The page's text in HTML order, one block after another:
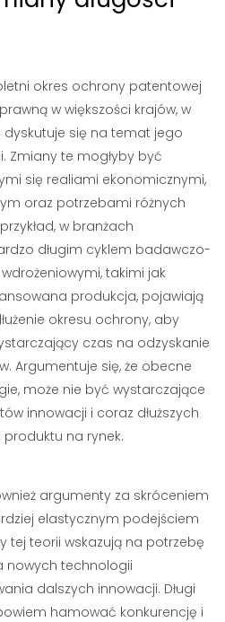
okres ochrony patentowej
w większości krajów, w
dyskutuje się na temat jego
Zmiany te mogłyby być
się realiami ekonomicznymi,
oraz potrzebami różnych
w branżach
długim cyklem badawczo-
takimi jak
produkcja, pojawiają
okresu ochrony, aby
czas na odzyskanie
Argumentuje się, że obecne
może nie być wystarczające
innowacji i coraz dłuższych
na rynek.
argumenty za skróceniem
elastycznym podejściem
tej teorii wskazują na potrzebę
nowych technologii
dalszych innowacji. Długi
hamować konkurencję i